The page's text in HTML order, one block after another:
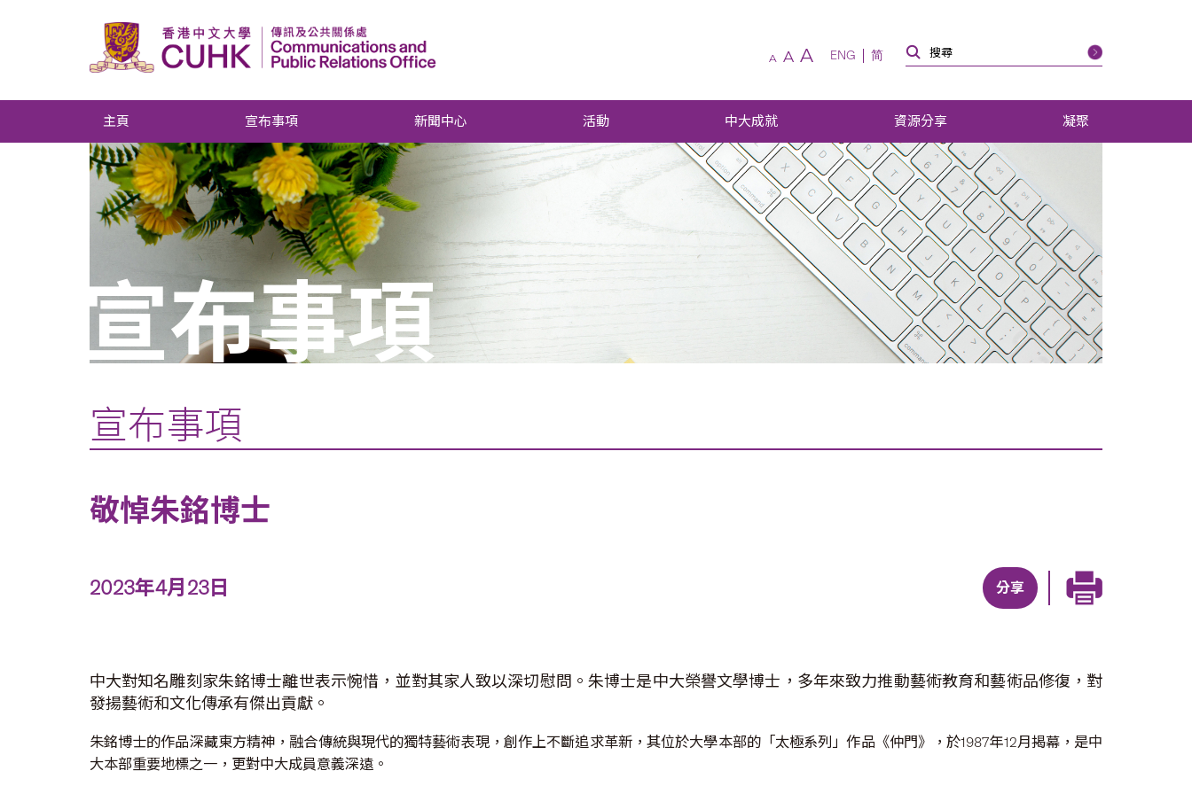
A A A ENG 简
主頁 宣布事項 新聞中心 活動 中大成就 資源分享 凝聚
宣布事項
宣布事項
敬悼朱銘博士
2023年4月23日 分享
中大對知名雕刻家朱銘博士離世表示惋惜，並對其家人致以深切慰問。朱博士是中大榮譽文學博士，多年來致力推動藝術教育和藝術品修復，對
發揚藝術和文化傳承有傑出貢獻。
朱銘博士的作品深藏東方精神，融合傳統與現代的獨特藝術表現，創作上不斷追求革新，其位於大學本部的「太極系列」作品《仲門》，於1987年12月揭幕，是中
大本部重要地標之一，更對中大成員意義深遠。